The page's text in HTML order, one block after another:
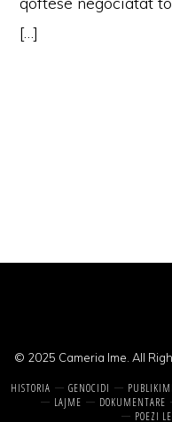
[…]
© 2025 Cameria Ime. All
HISTORIA GENOCIDI
LAJME
DOKUMENTARE
POEZI